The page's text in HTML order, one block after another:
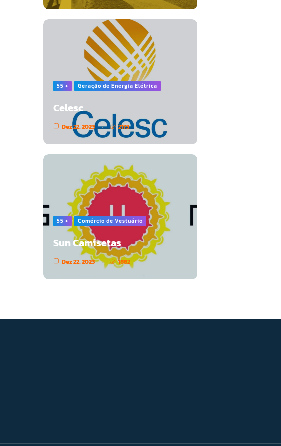
55 + Geração de Energia Elétrica
Celesc
Dez 22, 2023 2173
55 + Comércio de Vestuário
Sun Camisetas
Dez 22, 2023 1862